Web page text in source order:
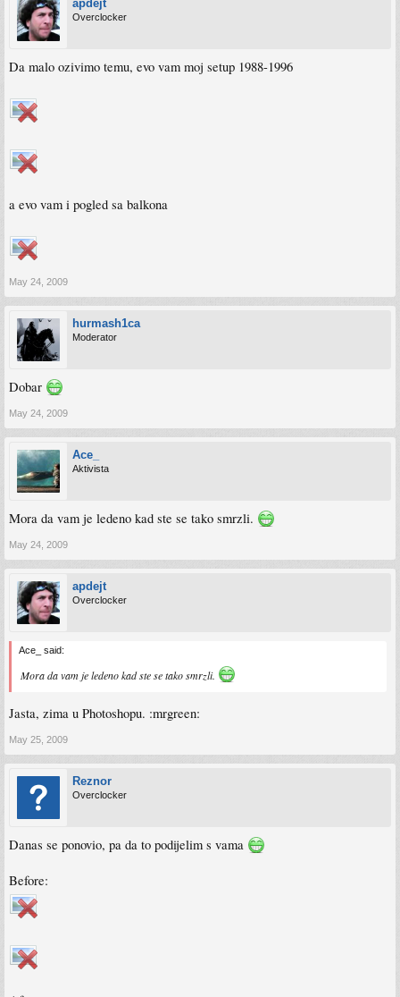
apdejt
Overclocker
Da malo ozivimo temu, evo vam moj setup 1988-1996
a evo vam i pogled sa balkona
May 24, 2009
hurmash1ca
Moderator
Dobar
May 24, 2009
Ace_
Aktivista
Mora da vam je ledeno kad ste se tako smrzli.
May 24, 2009
apdejt
Overclocker
Ace_ said:
Mora da vam je ledeno kad ste se tako smrzli.
Jasta, zima u Photoshopu. :mrgreen:
May 25, 2009
Reznor
Overclocker
Danas se ponovio, pa da to podijelim s vama
Before: